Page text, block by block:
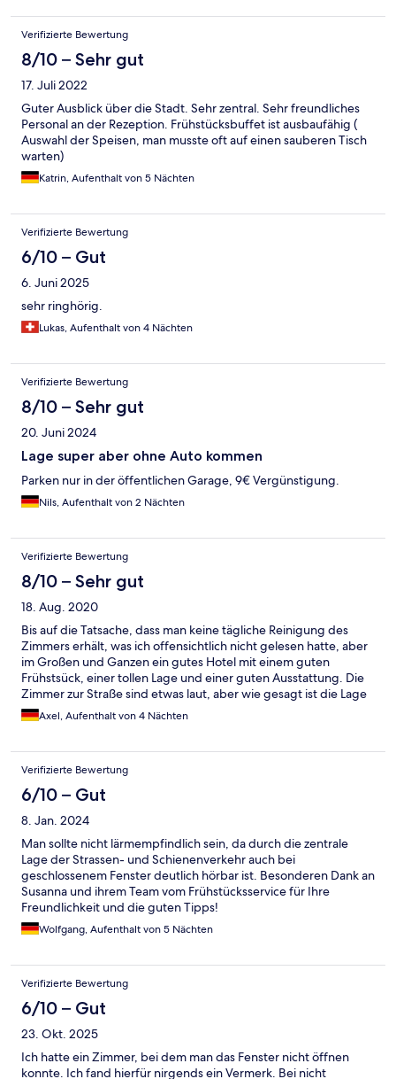
Verifizierte Bewertung
8/10 – Sehr gut
17. Juli 2022
Guter Ausblick über die Stadt. Sehr zentral. Sehr freundliches
Personal an der Rezeption. Frühstücksbuffet ist ausbaufähig (
Auswahl der Speisen, man musste oft auf einen sauberen Tisch
warten)
Katrin, Aufenthalt von 5 Nächten
Verifizierte Bewertung
6/10 – Gut
6. Juni 2025
sehr ringhörig.
Lukas, Aufenthalt von 4 Nächten
Verifizierte Bewertung
8/10 – Sehr gut
20. Juni 2024
Lage super aber ohne Auto kommen
Parken nur in der öffentlichen Garage, 9€ Vergünstigung.
Nils, Aufenthalt von 2 Nächten
Verifizierte Bewertung
8/10 – Sehr gut
18. Aug. 2020
Bis auf die Tatsache, dass man keine tägliche Reinigung des
Zimmers erhält, was ich offensichtlich nicht gelesen hatte, aber
im Großen und Ganzen ein gutes Hotel mit einem guten
Frühstsück, einer tollen Lage und einer guten Ausstattung. Die
Zimmer zur Straße sind etwas laut, aber wie gesagt ist die Lage
des Hotels generell TOP! Wir haben uns sehr wohl gefühlt!
Axel, Aufenthalt von 4 Nächten
Verifizierte Bewertung
6/10 – Gut
8. Jan. 2024
Man sollte nicht lärmempfindlich sein, da durch die zentrale
Lage der Strassen- und Schienenverkehr auch bei
geschlossenem Fenster deutlich hörbar ist. Besonderen Dank an
Susanna und ihrem Team vom Frühstücksservice für Ihre
Freundlichkeit und die guten Tipps!
Wolfgang, Aufenthalt von 5 Nächten
Verifizierte Bewertung
6/10 – Gut
23. Okt. 2025
Ich hatte ein Zimmer, bei dem man das Fenster nicht öffnen
konnte. Ich fand hierfür nirgends ein Vermerk. Bei nicht